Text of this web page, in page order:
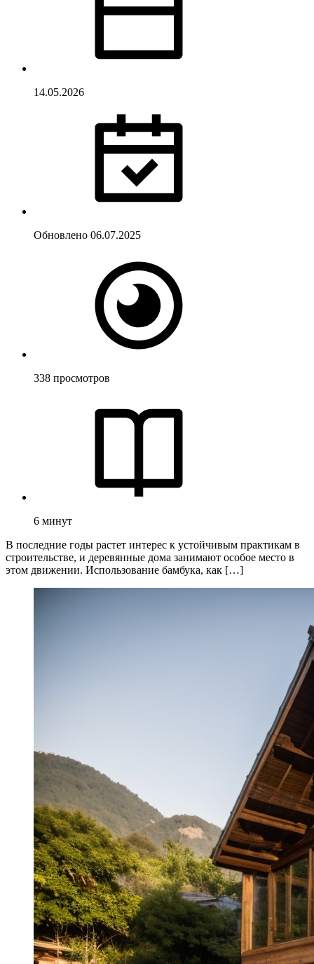
14.05.2026
Обновлено 06.07.2025
338 просмотров
6 минут
В последние годы растет интерес к устойчивым практикам в
строительстве, и деревянные дома занимают особое место в
этом движении. Использование бамбука, как […]